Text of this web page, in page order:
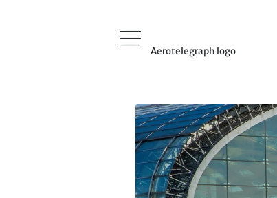
Aerotelegraph logo